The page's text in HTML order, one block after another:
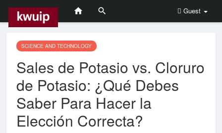
Guest
SCIENCE AND TECHNOLOGY
Sales de Potasio vs. Cloruro
de Potasio: ¿Qué Debes
Saber Para Hacer la
Elección Correcta?